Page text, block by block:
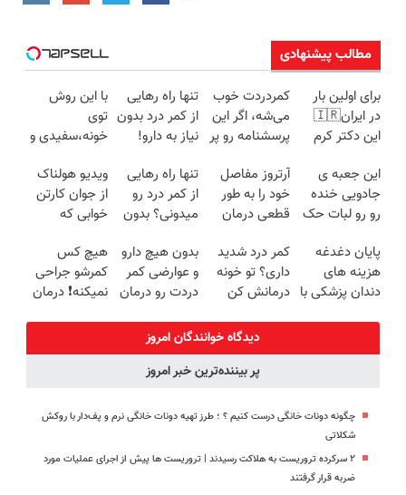
مطالب پیشنهادی
برای اولین بار
در ایران🇮🇷
این دکتر کرم
روزه ساخت!
کمردردت خوب
می‌شه، اگر این
پرسشنامه رو پر
تنها راه رهایی
از کمر درد بدون
نیاز به دارو!
با این روش
توی
خونه،سفیدی و
برگردون
(40%off)
این جعبه ی
جادویی خنده
رو رو لبات حک
خرید40%تخفیف
آرتروز مفاصل
خود را به طور
قطعی درمان
◗پرسش‌نامه◖
تنها راه رهایی
از کمر درد رو
میدونی؟ بدون
(◂پرسش‌نامه)
ویدیو هولناک
از جوان کارتن
خوابی که
آموزش رایگان
پایان دغدغه
هزینه های
دندان پزشکی با
کمر درد شدید
داری؟ تو خونه
درمانش کن
رو پرکن)
بدون هیچ دارو
و عوارضی کمر
دردت رو درمان
(پرسش‌نامه)
هیچ کس
کمرشو جراحی
نمیکنه❗ درمان
(پرسشنامه)
دیدگاه خوانندگان امروز
پر بیننده‌ترین خبر امروز
چگونه دونات خانگی درست کنیم ؟ ؛ طرز تهیه دونات خانگی نرم و پف‌دار با روکش
شکلاتی
۲ سرکرده تروریست به هلاکت رسیدند | تروریست ها پیش از اجرای عملیات مورد
ضربه قرار گرفتند